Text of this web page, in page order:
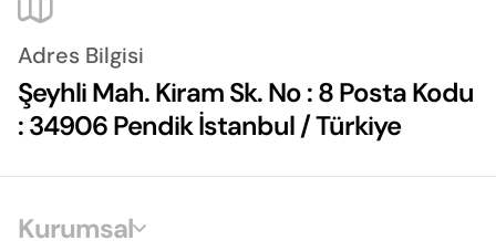
Adres Bilgisi
Şeyhli Mah. Kiram Sk. No : 8 Posta Kodu
: 34906 Pendik İstanbul / Türkiye
Kurumsal